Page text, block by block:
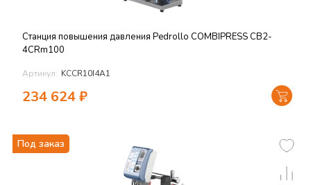
Станция повышения давления Pedrollo COMBIPRESS CB2-
4CRm100
Артикул: KCCR10I4A1
234 624₽
Под заказ